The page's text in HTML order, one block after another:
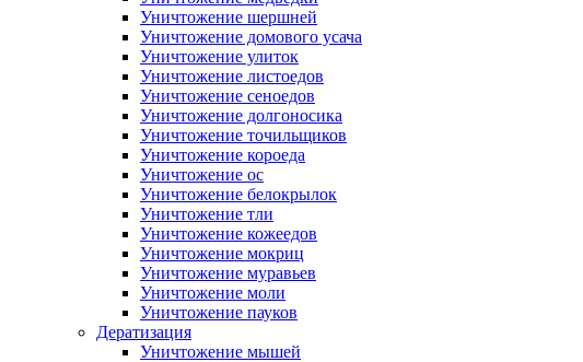
Уничтожение шершней
Уничтожение домового усача
Уничтожение улиток
Уничтожение листоедов
Уничтожение сеноедов
Уничтожение долгоносика
Уничтожение точильщиков
Уничтожение короеда
Уничтожение ос
Уничтожение белокрылок
Уничтожение тли
Уничтожение кожеедов
Уничтожение мокриц
Уничтожение муравьев
Уничтожение моли
Уничтожение пауков
Дератизация
Уничтожение мышей